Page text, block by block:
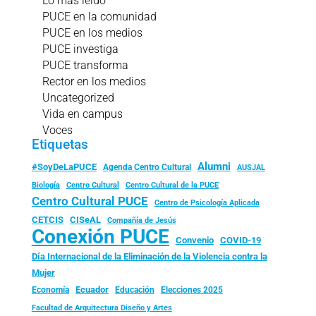
PUCE en la comunidad
PUCE en los medios
PUCE investiga
PUCE transforma
Rector en los medios
Uncategorized
Vida en campus
Voces
Etiquetas
#SoyDeLaPUCE Agenda Centro Cultural Alumni
AUSJAL
Biología
Centro Cultural Centro Cultural de la PUCE
Centro Cultural PUCE Centro de Psicología Aplicada
CETCIS CISeAL Compañía de Jesús
Conexión PUCE Convenio
COVID-19
Día Internacional de la Eliminación de la Violencia contra la
Mujer
Economía Ecuador Educación Elecciones 2025
Facultad de Arquitectura Diseño y Artes